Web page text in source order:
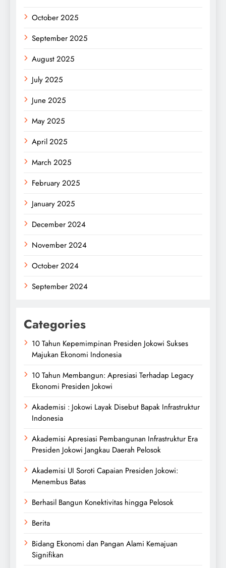
October 2025
September 2025
August 2025
July 2025
June 2025
May 2025
April 2025
March 2025
February 2025
January 2025
December 2024
November 2024
October 2024
September 2024
Categories
10 Tahun Kepemimpinan Presiden Jokowi Sukses
Majukan Ekonomi Indonesia
10 Tahun Membangun: Apresiasi Terhadap Legacy
Ekonomi Presiden Jokowi
Akademisi : Jokowi Layak Disebut Bapak Infrastruktur
Indonesia
Akademisi Apresiasi Pembangunan Infrastruktur Era
Presiden Jokowi Jangkau Daerah Pelosok
Akademisi UI Soroti Capaian Presiden Jokowi:
Menembus Batas
Berhasil Bangun Konektivitas hingga Pelosok
Berita
Bidang Ekonomi dan Pangan Alami Kemajuan
Signifikan